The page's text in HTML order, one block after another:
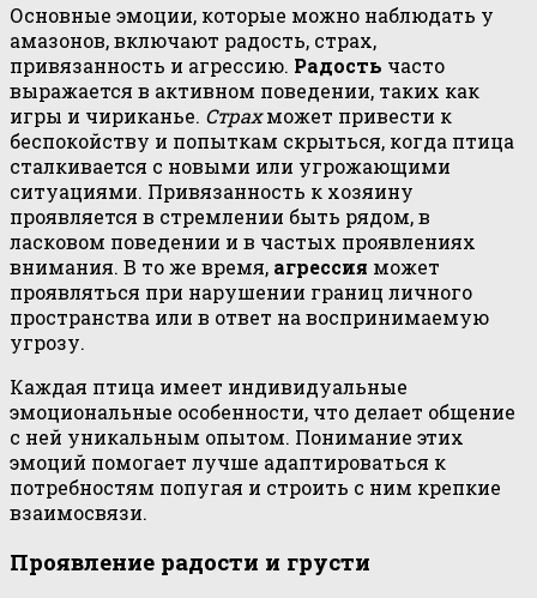
Основные эмоции, которые можно наблюдать у
амазонов, включают радость, страх,
привязанность и агрессию. Радость часто
выражается в активном поведении, таких как
игры и чириканье. Страхможет привести к
беспокойству и попыткам скрыться, когда птица
сталкивается с новыми или угрожающими
ситуациями. Привязанность к хозяину
проявляется в стремлении быть рядом, в
ласковом поведении и в частых проявлениях
внимания. В то же время, агрессия может
проявляться при нарушении границ личного
пространства или в ответ на воспринимаемую
угрозу.
Каждая птица имеет индивидуальные
эмоциональные особенности, что делает общение
с ней уникальным опытом. Понимание этих
эмоций помогает лучше адаптироваться к
потребностям попугая и строить с ним крепкие
взаимосвязи.
Проявление радости и грусти